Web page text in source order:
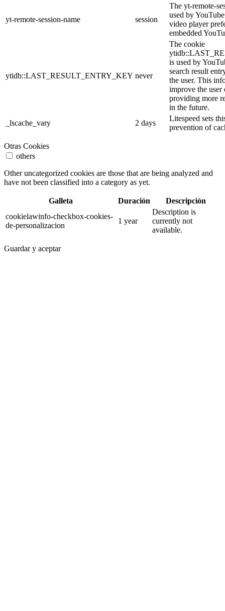
yt-remote-session-name session
The yt-remote-
used by
video player
embedded
ytidb::LAST_RESULT_ENTRY_KEY never
The cookie
is used by
search result
the user. This
improve the user
providing more
in the future.
_lscache_vary
2 days
Litespeed sets
prevention of
Otras Cookies
others
Other uncategorized cookies are those that are being analyzed and
have not been classified into a category as yet.
Galleta Duración
Descripción
cookielawinfo-checkbox-cookies-
de-personalizacion
1 year
Description is
currently not
available.
Guardar y aceptar